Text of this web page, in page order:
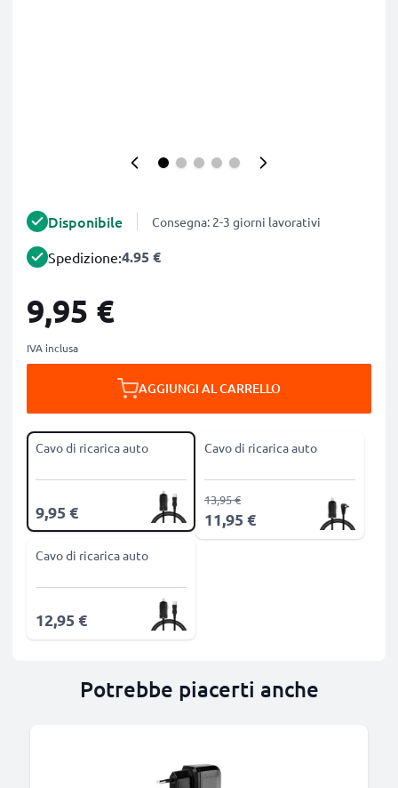
Disponibile Consegna: 2-3 giorni lavorativi
Spedizione:4.95 €
9,95 €
IVA inclusa
AGGIUNGI AL CARRELLO
Cavo di ricarica auto
9,95 €
Cavo di ricarica auto
11,95 €
13,95 €
Cavo di ricarica auto
12,95 €
Potrebbe piacerti anche